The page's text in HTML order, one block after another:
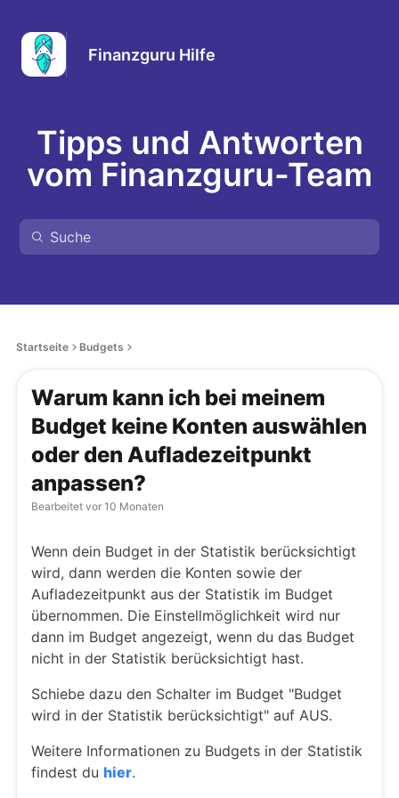
Finanzguru Hilfe
Tipps und Antworten
vom Finanzguru-Team
Startseite Budgets
Warum kann ich bei meinem
Budget keine Konten auswählen
oder den Aufladezeitpunkt
anpassen?
Bearbeitet vor 10 Monaten
Wenn dein Budget in der Statistik berücksichtigt
wird, dann werden die Konten sowie der
Aufladezeitpunkt aus der Statistik im Budget
übernommen. Die Einstellmöglichkeit wird nur
dann im Budget angezeigt, wenn du das Budget
nicht in der Statistik berücksichtigt hast.
Schiebe dazu den Schalter im Budget "Budget
wird in der Statistik berücksichtigt" auf AUS.
Weitere Informationen zu Budgets in der Statistik
findest du hier.